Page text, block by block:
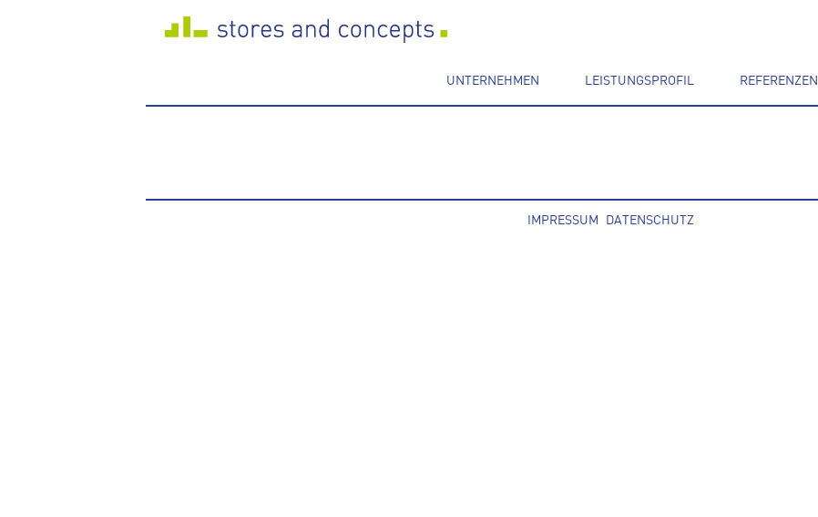
UNTERNEHMEN LEISTUNGSPROFIL REFERENZEN
IMPRESSUM DATENSCHUTZ